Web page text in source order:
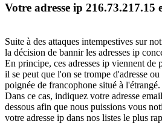
Votre adresse ip 216.73.217.15
Suite à des attaques intempestives sur
la décision de bannir les adresses ip
En principe, ces adresses ip viennent de
il se peut que l'on se trompe d'adresse
poignée de francophone situé à l'étrangé.
Dans ce cas, indiquez votre adresse
dessous afin que nous puissions vous
votre adresse ip dans nos listes le plus